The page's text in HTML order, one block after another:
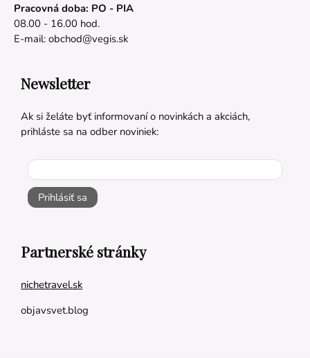
Pracovná doba: PO - PIA
08.00 - 16.00 hod.
E-mail: obchod@vegis.sk
Newsletter
Ak si želáte byť informovaní o novinkách a akciách,
prihláste sa na odber noviniek:
Prihlásiť sa
Partnerské stránky
nichetravel.sk
objavsvet.blog